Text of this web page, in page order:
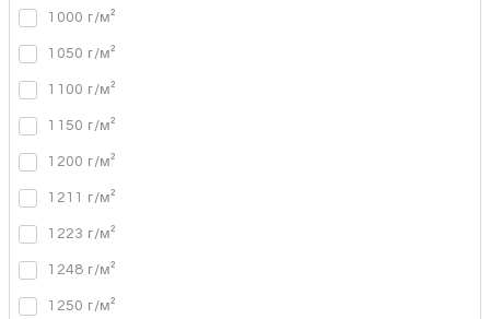
1000 г/м²
1050 г/м²
1100 г/м²
1150 г/м²
1200 г/м²
1211 г/м²
1223 г/м²
1248 г/м²
1250 г/м²